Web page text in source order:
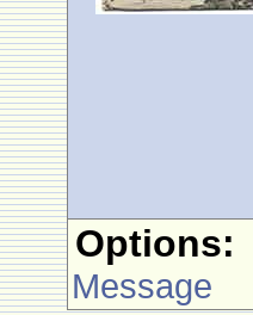
Options:
Message